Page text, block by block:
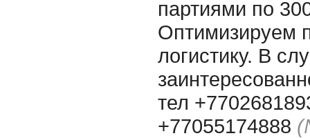
партиями по
Оптимизируем
логистику. В
тел
+77055174888